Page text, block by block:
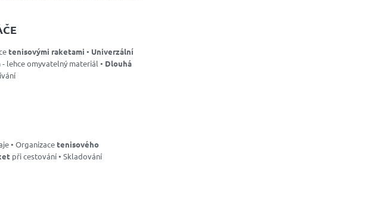
tenisovými raketami • Univerzální
- lehce omyvatelný materiál • Dlouhá
• Organizacetenisového
při cestování • Skladování